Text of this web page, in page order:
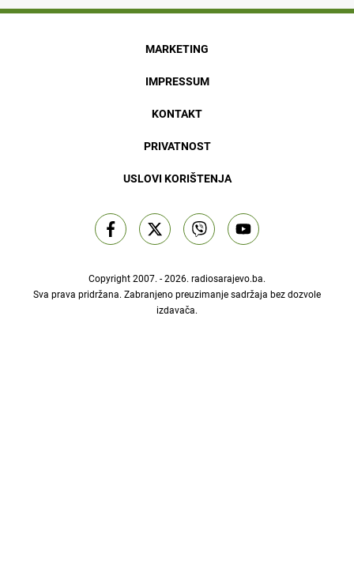
MARKETING
IMPRESSUM
KONTAKT
PRIVATNOST
USLOVI KORIŠTENJA
Copyright 2007. - 2026. radiosarajevo.ba.
Sva prava pridržana. Zabranjeno preuzimanje sadržaja bez dozvole
izdavača.